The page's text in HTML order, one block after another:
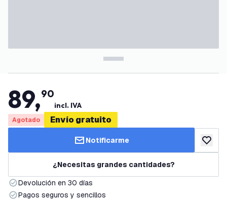
89,90
incl. IVA
Agotado Envío gratuito
Notificarme añadir
¿Necesitas grandes cantidades?
Devolución en 30 días
Pagos seguros y sencillos